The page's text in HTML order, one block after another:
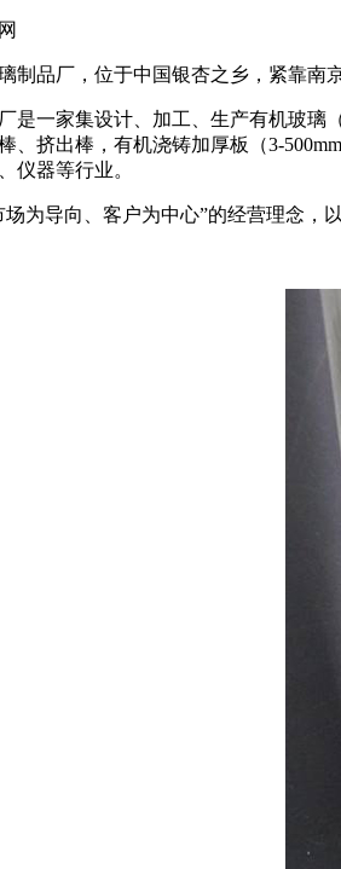
制品厂，位于中国银杏之乡，紧靠南
是一家集设计、加工、生产有机玻
、挤出棒，有机浇铸加厚板（3-
仪器等行业。
为导向、客户为中心”的经营理念，